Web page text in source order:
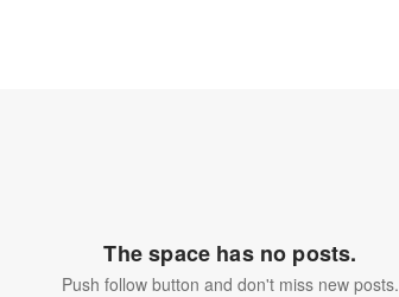
The space has no posts.
Push follow button and don't miss new posts.